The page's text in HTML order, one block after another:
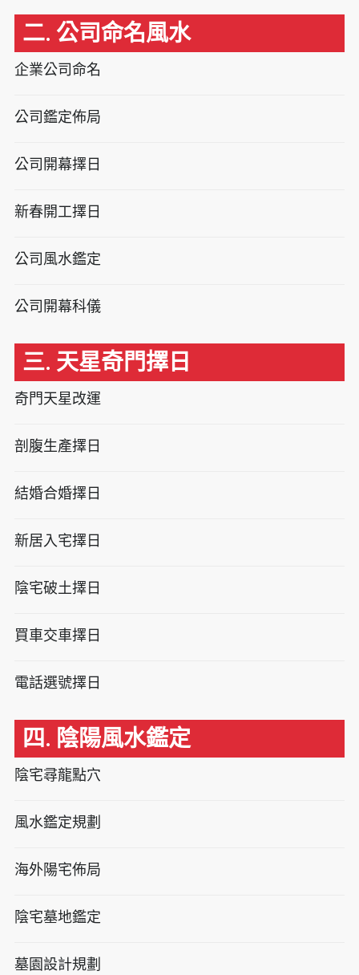
二. 公司命名風水
企業公司命名
公司鑑定佈局
公司開幕擇日
新春開工擇日
公司風水鑑定
公司開幕科儀
三. 天星奇門擇日
奇門天星改運
剖腹生產擇日
結婚合婚擇日
新居入宅擇日
陰宅破土擇日
買車交車擇日
電話選號擇日
四. 陰陽風水鑑定
陰宅尋龍點穴
風水鑑定規劃
海外陽宅佈局
陰宅墓地鑑定
墓園設計規劃